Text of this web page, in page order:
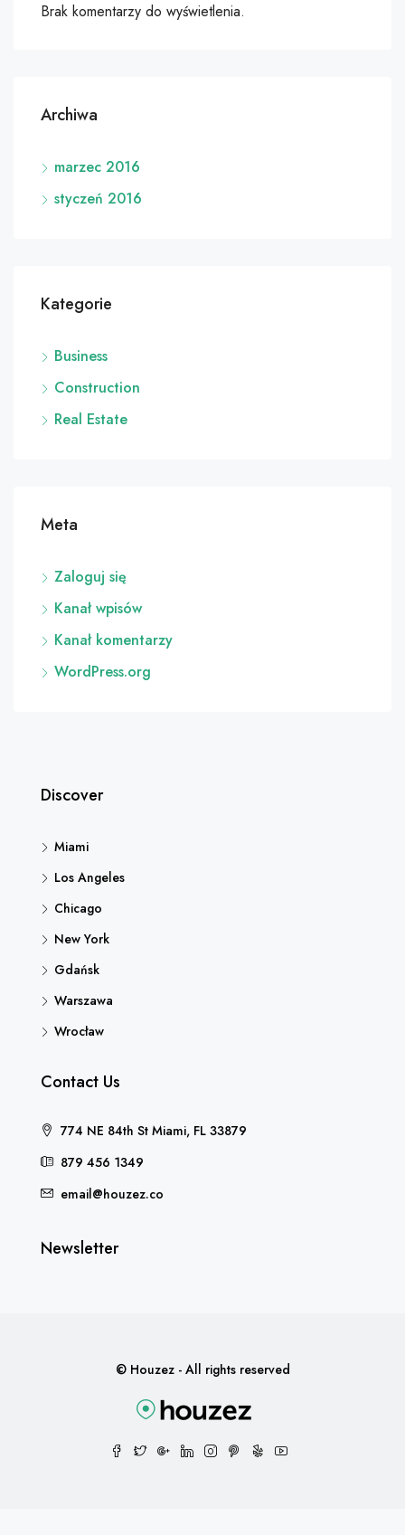
Brak komentarzy do wyświetlenia.
Archiwa
marzec 2016
styczeń 2016
Kategorie
Business
Construction
Real Estate
Meta
Zaloguj się
Kanał wpisów
Kanał komentarzy
WordPress.org
Discover
Miami
Los Angeles
Chicago
New York
Gdańsk
Warszawa
Wrocław
Contact Us
774 NE 84th St Miami, FL 33879
879 456 1349
email@houzez.co
Newsletter
© Houzez - All rights reserved